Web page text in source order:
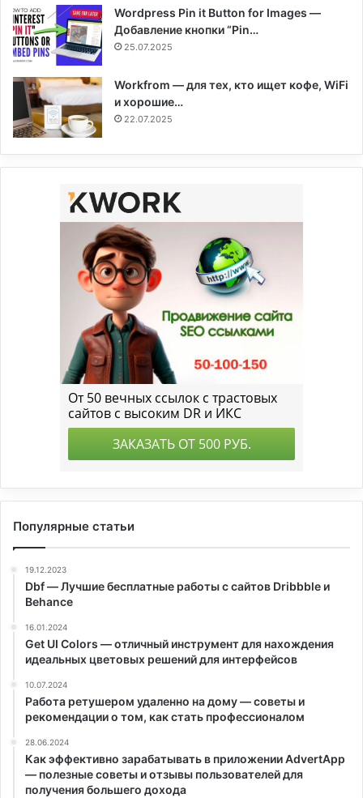
Wordpress Pin it Button for Images —
Добавление кнопки “Pin…
25.07.2025
Workfrom — для тех, кто ищет кофе, WiFi
и хорошие…
22.07.2025
Популярные статьи
19.12.2023
Dbf — Лучшие бесплатные работы с сайтов Dribbble и
Behance
16.01.2024
Get UI Colors — отличный инструмент для нахождения
идеальных цветовых решений для интерфейсов
10.07.2024
Работа ретушером удаленно на дому — советы и
рекомендации о том, как стать профессионалом
28.06.2024
Как эффективно зарабатывать в приложении AdvertApp
— полезные советы и отзывы пользователей для
получения большего дохода